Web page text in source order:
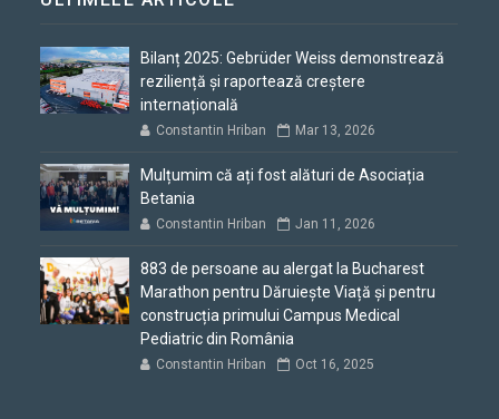
Bilanț 2025: Gebrüder Weiss demonstrează
reziliență și raportează creștere
internațională
Constantin Hriban Mar 13, 2026
Mulțumim că ați fost alături de Asociația
Betania
Constantin Hriban Jan 11, 2026
883 de persoane au alergat la Bucharest
Marathon pentru Dăruiește Viață și pentru
construcția primului Campus Medical
Pediatric din România
Constantin Hriban Oct 16, 2025